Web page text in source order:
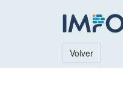
Volver